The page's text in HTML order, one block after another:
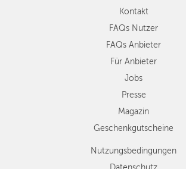
Kontakt
FAQs Nutzer
FAQs Anbieter
Für Anbieter
Jobs
Presse
Magazin
Geschenkgutscheine
Nutzungsbedingungen